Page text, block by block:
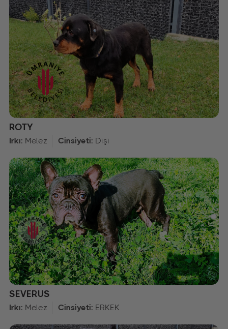
ROTY
Irkı: Melez Cinsiyeti: Dişi
SEVERUS
Irkı: Melez Cinsiyeti: ERKEK